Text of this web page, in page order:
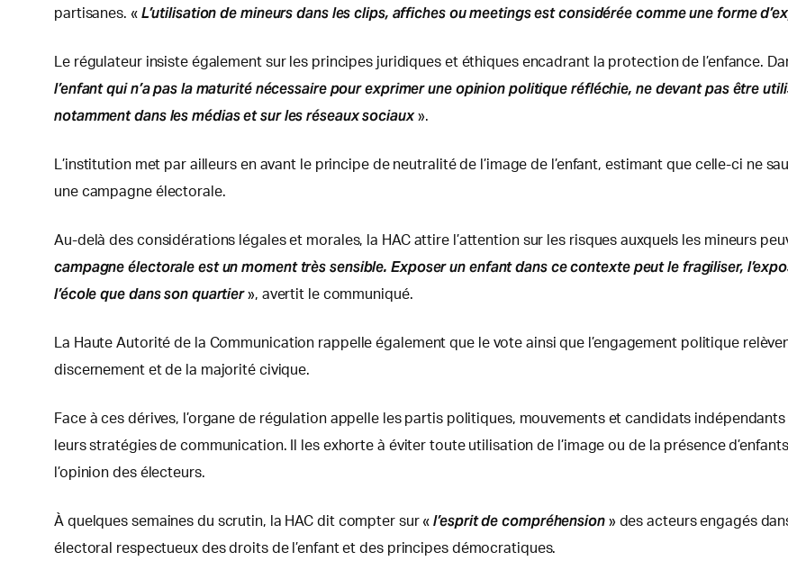
partisanes. « L’utilisation de mineurs dans les clips, affiches ou meetings est considérée comme une forme
Le régulateur insiste également sur les principes juridiques et éthiques encadrant la protection de l’enfance.
l’enfant qui n’a pas la maturité nécessaire pour exprimer une opinion politique réfléchie, ne devant pas être
notamment dans les médias et sur les réseaux sociaux».
L’institution met par ailleurs en avant le principe de neutralité de l’image de l’enfant, estimant que celle-ci ne
une campagne électorale.
Au-delà des considérations légales et morales, la HAC attire l’attention sur les risques auxquels les mineurs
campagne électorale est un moment très sensible. Exposer un enfant dans ce contexte peut le fragiliser,
l’école que dans son quartier», avertit le communiqué.
La Haute Autorité de la Communication rappelle également que le vote ainsi que l’engagement politique
discernement et de la majorité civique.
Face à ces dérives, l’organe de régulation appelle les partis politiques, mouvements et candidats
leurs stratégies de communication. Il les exhorte à éviter toute utilisation de l’image ou de la présence
l’opinion des électeurs.
À quelques semaines du scrutin, la HAC dit compter sur «l’esprit de compréhension» des acteurs engagés
électoral respectueux des droits de l’enfant et des principes démocratiques.